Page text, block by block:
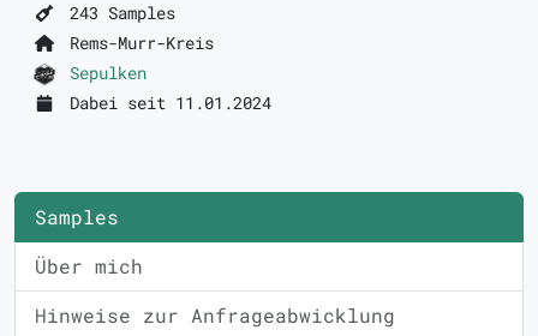
243 Samples
Rems-Murr-Kreis
Sepulken
Dabei seit 11.01.2024
Samples
Über mich
Hinweise zur Anfrageabwicklung